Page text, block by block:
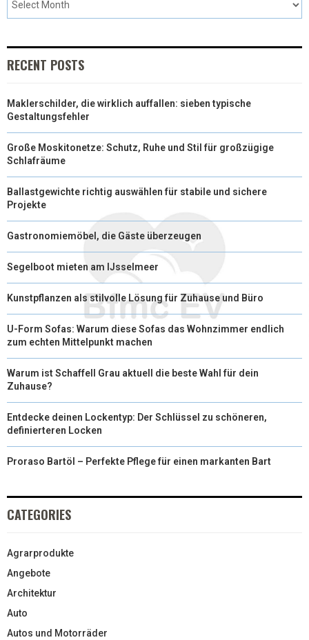
RECENT POSTS
Maklerschilder, die wirklich auffallen: sieben typische
Gestaltungsfehler
Große Moskitonetze: Schutz, Ruhe und Stil für großzügige
Schlafräume
Ballastgewichte richtig auswählen für stabile und sichere
Projekte
Gastronomiemöbel, die Gäste überzeugen
Segelboot mieten am IJsselmeer
Kunstpflanzen als stilvolle Lösung für Zuhause und Büro
U-Form Sofas: Warum diese Sofas das Wohnzimmer endlich
zum echten Mittelpunkt machen
Warum ist Schaffell Grau aktuell die beste Wahl für dein
Zuhause?
Entdecke deinen Lockentyp: Der Schlüssel zu schöneren,
definierteren Locken
Proraso Bartöl – Perfekte Pflege für einen markanten Bart
CATEGORIES
Agrarprodukte
Angebote
Architektur
Auto
Autos und Motorräder